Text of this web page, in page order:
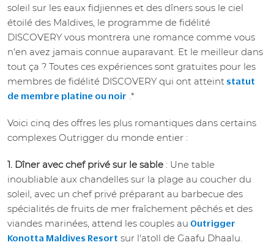
soleil sur les eaux fidjiennes et des dîners sous le ciel
étoilé des Maldives, le programme de fidélité
DISCOVERY vous montrera une romance comme vous
n'en avez jamais connue auparavant. Et le meilleur dans
tout ça ? Toutes ces expériences sont gratuites pour les
membres de fidélité DISCOVERY qui ont atteint statut
de membre platine ou noir .*
Voici cinq des offres les plus romantiques dans certains
complexes Outrigger du monde entier :
1. Dîner avec chef privé sur le sable : Une table
inoubliable aux chandelles sur la plage au coucher du
soleil, avec un chef privé préparant au barbecue des
spécialités de fruits de mer fraîchement pêchés et des
viandes marinées, attend les couples au Outrigger
Konotta Maldives Resort sur l'atoll de Gaafu Dhaalu.